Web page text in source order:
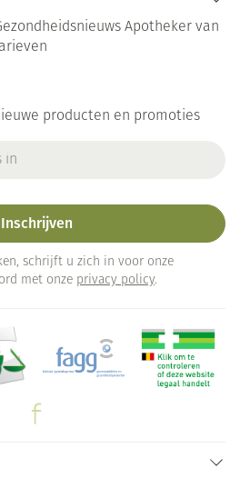
Apotheker van
producten en promoties
Inschrijven
schrijft u zich in voor onze
met onze privacy policy.